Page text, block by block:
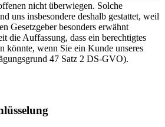
nicht überwiegen. Solche
uns insbesondere deshalb gestattet, weil
Gesetzgeber besonders erwähnt
die Auffassung, dass ein berechtigtes
könnte, wenn Sie ein Kunde unseres
47 Satz 2 DS-GVO).